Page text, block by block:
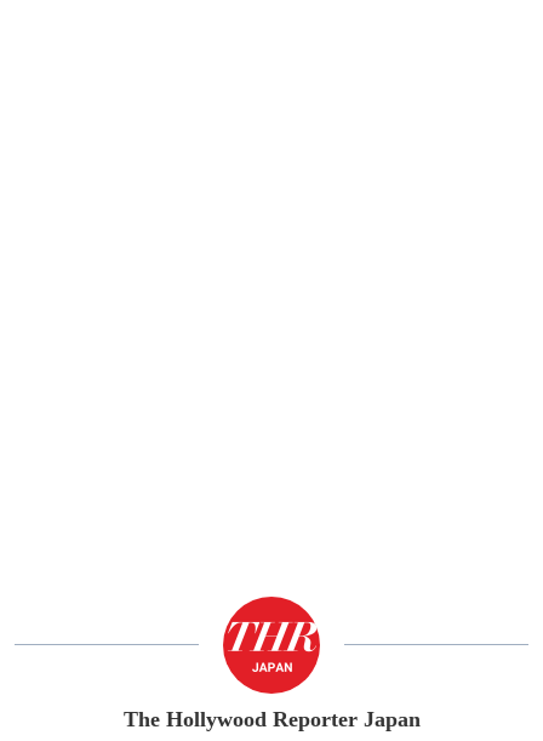
The Hollywood Reporter Japan